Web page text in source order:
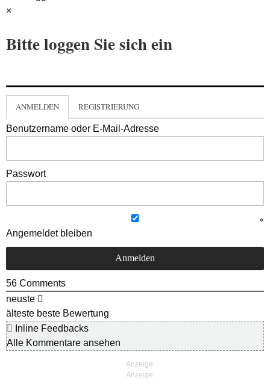
×
Bitte loggen Sie sich ein
ANMELDEN REGISTRIERUNG
Benutzername oder E-Mail-Adresse
Passwort
Angemeldet bleiben
56 Comments
neuste
älteste beste Bewertung
Inline Feedbacks
Alle Kommentare ansehen